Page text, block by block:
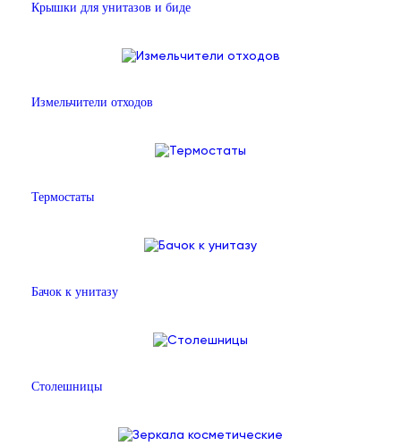
Крышки для унитазов и биде
Измельчители отходов
Термостаты
Бачок к унитазу
Столешницы